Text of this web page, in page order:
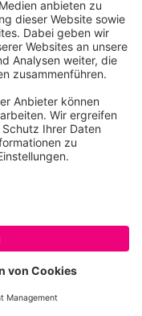
Natur ein.
Fische
den Irrsinn